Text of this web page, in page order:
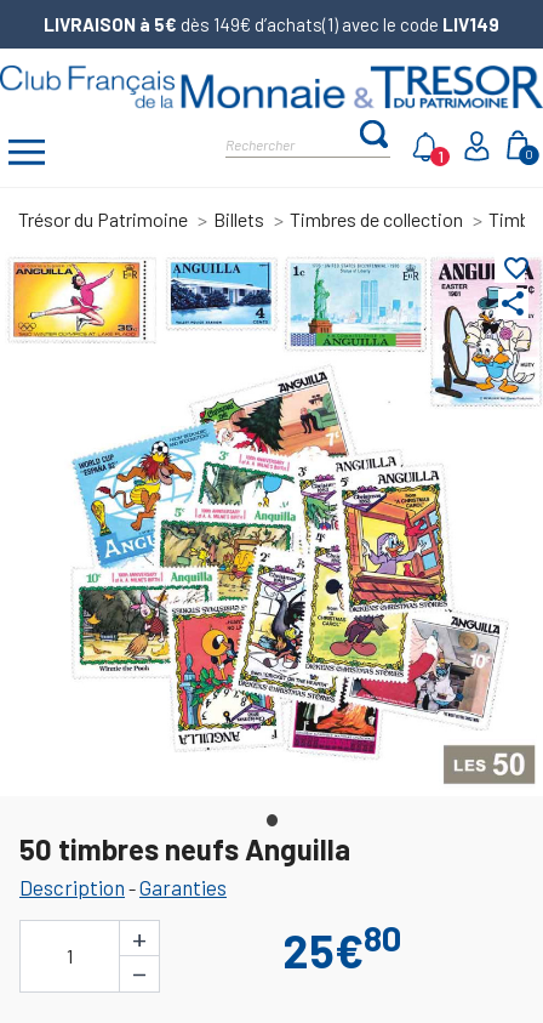
LIVRAISON à 5€ dès 149€ d’achats(1) avec le code LIV149
0
1
Trésor du Patrimoine Billets Timbres de collection
share
favorite_border
50 timbres neufs Anguilla
Description -Garanties
1
+
−
25€80